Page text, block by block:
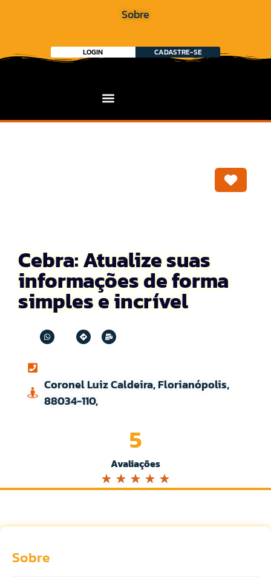
Sobre
LOGIN CADASTRE-SE
Cebra: Atualize suas
informações de forma
simples e incrível
Coronel Luiz Caldeira, Florianópolis,
88034-110,
Avaliações
5
☆ ☆ ☆ ☆ ☆
Sobre